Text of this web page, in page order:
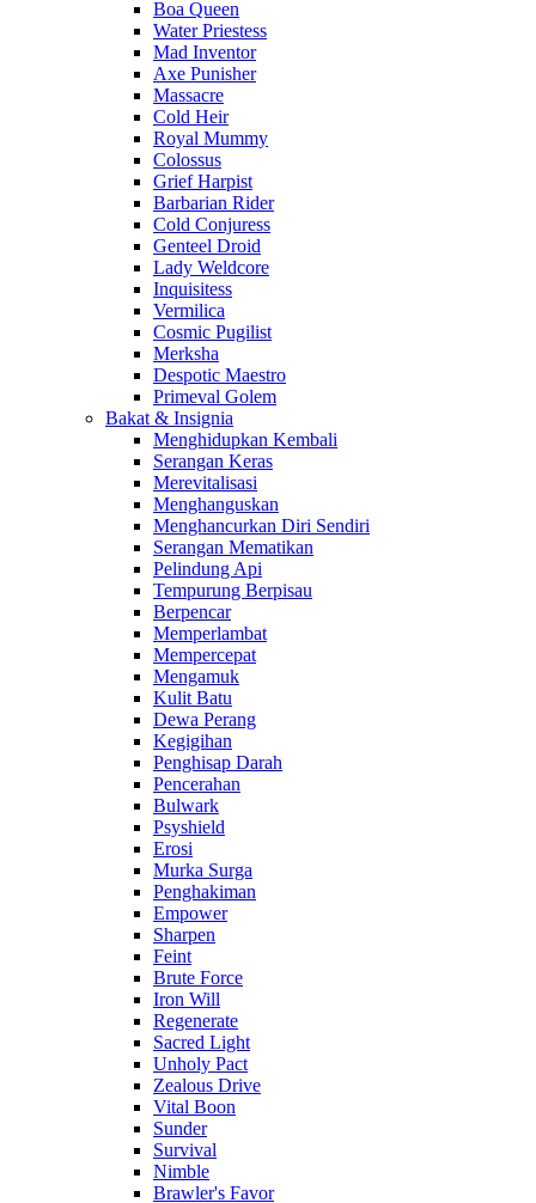
Boa Queen
Water Priestess
Mad Inventor
Axe Punisher
Massacre
Cold Heir
Royal Mummy
Colossus
Grief Harpist
Barbarian Rider
Cold Conjuress
Genteel Droid
Lady Weldcore
Inquisitess
Vermilica
Cosmic Pugilist
Merksha
Despotic Maestro
Primeval Golem
Bakat & Insignia
Menghidupkan Kembali
Serangan Keras
Merevitalisasi
Menghanguskan
Menghancurkan Diri Sendiri
Serangan Mematikan
Pelindung Api
Tempurung Berpisau
Berpencar
Memperlambat
Mempercepat
Mengamuk
Kulit Batu
Dewa Perang
Kegigihan
Penghisap Darah
Pencerahan
Bulwark
Psyshield
Erosi
Murka Surga
Penghakiman
Empower
Sharpen
Feint
Brute Force
Iron Will
Regenerate
Sacred Light
Unholy Pact
Zealous Drive
Vital Boon
Sunder
Survival
Nimble
Brawler's Favor